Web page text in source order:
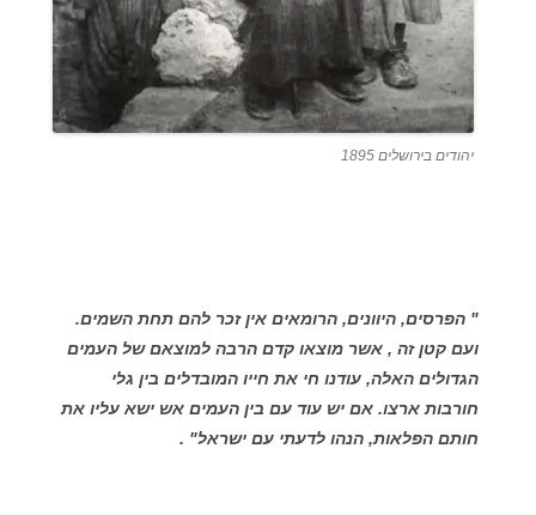
יהודים בירושלים 1895
" הפרסים, היוונים, הרומאים אין זכר להם תחת השמים.
ועם קטן זה , אשר מוצאו קדם הרבה למוצאם של העמים
הגדולים האלה, עודנו חי את חייו המובדלים בין גלי
חורבות ארצו. אם יש עוד עם בין העמים אש ישא עליו את
חותם הפלאות, הנהו לדעתי עם ישראל" .